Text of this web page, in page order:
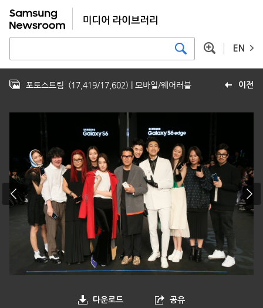
EN
이전
포토스트림 (17,419/17,602) | 모바일/웨어러블
다운로드 공유